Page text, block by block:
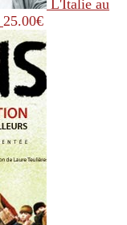
L'Italie au
25.00€